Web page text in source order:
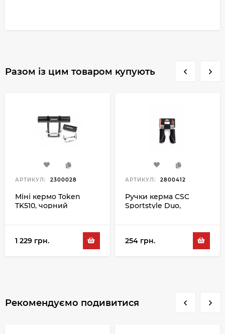
Разом із цим товаром купують
АРТИКУЛ: 2300028
Міні кермо Token
TK510, чорний
1 229 грн.
АРТИКУЛ: 2800412
Ручки керма CSC
Sportstyle Duo,
254 грн.
Рекомендуємо подивитися